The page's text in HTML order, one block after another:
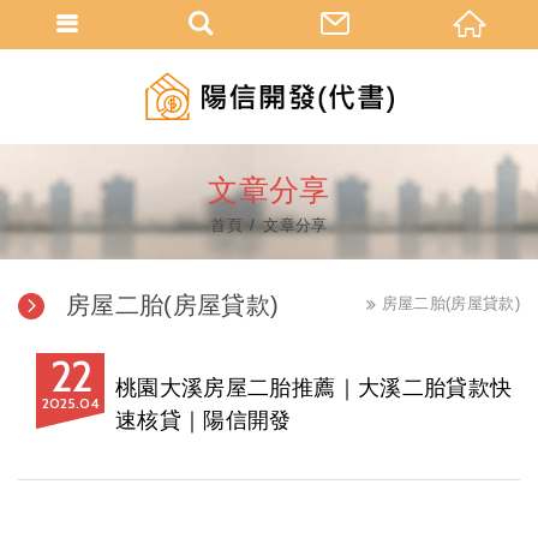
文章分享
首頁 文章分享
房屋二胎(房屋貸款) 房屋二胎(房屋貸款)
2204
2025
桃園大溪房屋二胎推薦｜大溪二胎貸款快
速核貸｜陽信開發